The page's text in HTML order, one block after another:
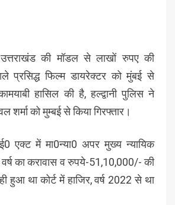
उत्तराखंड की मॉडल से लाखों रुपए की
प्रसिद्ध फिल्म डायरेक्टर को मुंबई से
हासिल की है, हल्द्वानी पुलिस ने
शर्मा को मुम्बई से किया गिरफ्तार।
एक्ट में मा0न्या0 अपर मुख्य न्यायिक
वर्ष का करावास व रुपये-51,10,000/- की
था कोर्ट में हाजिर, वर्ष 2022 से था